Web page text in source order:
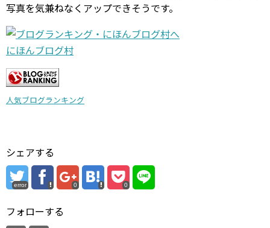
写真を気兼ねなくアップできそうです。
にほんブログ村
人気ブログランキング
シェアする
error 0 0
フォローする